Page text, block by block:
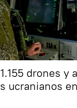
drones y
ucranianos